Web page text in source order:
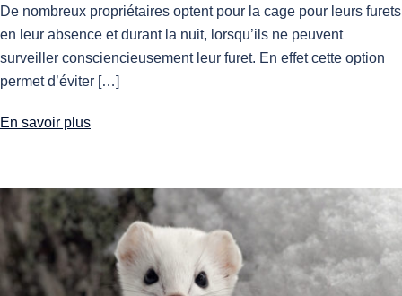
De nombreux propriétaires optent pour la cage pour leurs furets
en leur absence et durant la nuit, lorsqu’ils ne peuvent
surveiller consciencieusement leur furet. En effet cette option
permet d’éviter […]
En savoir plus